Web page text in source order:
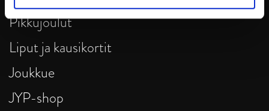
Pikkujoulut
Liput ja kausikortit
Joukkue
JYP-shop